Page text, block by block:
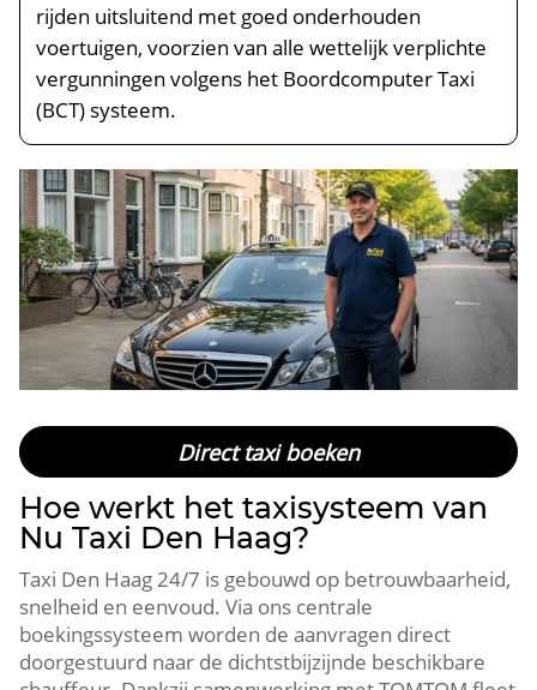
rijden uitsluitend met goed onderhouden
voertuigen, voorzien van alle wettelijk verplichte
vergunningen volgens het Boordcomputer Taxi
(BCT) systeem.
Direct taxi boeken
Hoe werkt het taxisysteem van
Nu Taxi Den Haag?
Taxi Den Haag 24/7 is gebouwd op betrouwbaarheid,
snelheid en eenvoud. Via ons centrale
boekingssysteem worden de aanvragen direct
doorgestuurd naar de dichtstbijzijnde beschikbare